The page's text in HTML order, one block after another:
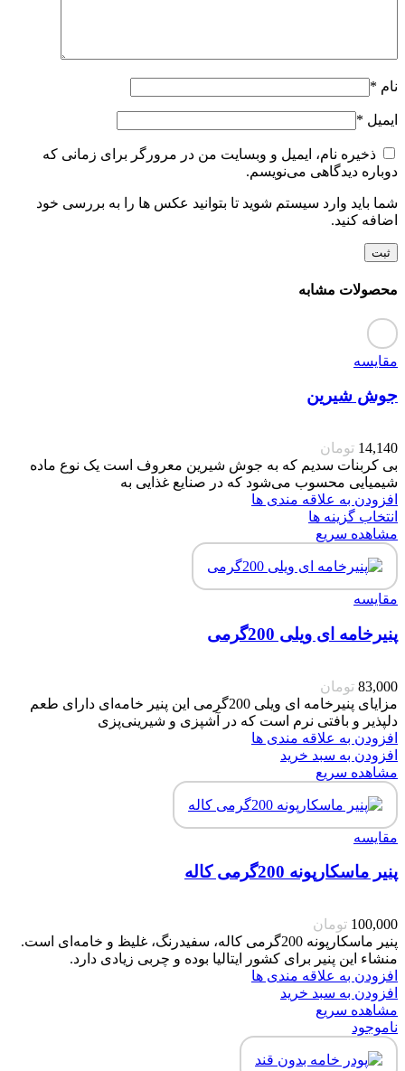
نام *
ایمیل *
ذخیره نام، ایمیل و وبسایت من در مرورگر برای زمانی که
دوباره دیدگاهی می‌نویسم.
شما باید وارد سیستم شوید تا بتوانید عکس ها را به بررسی خود
اضافه کنید.
محصولات مشابه
مقایسه
جوش شیرین
14,140 تومان
بی کربنات سدیم که به جوش شیرین معروف است یک نوع ماده
شیمیایی محسوب می‌شود که در صنایع غذایی به
افزودن به علاقه مندی ها
انتخاب گزینه ها
مشاهده سریع
مقایسه
پنیرخامه ای ویلی 200گرمی
83,000 تومان
مزایای پنیرخامه ای ویلی 200گرمی این پنیر خامه‌ای دارای طعم
دلپذیر و بافتی نرم است که در آشپزی و شیرینی‌پزی
افزودن به علاقه مندی ها
افزودن به سبد خرید
مشاهده سریع
مقایسه
پنیر ماسکارپونه 200گرمی کاله
100,000 تومان
پنیر ماسکارپونه 200گرمی کاله، سفیدرنگ، غلیظ و خامه‌ای است.
منشاء این پنیر برای کشور ایتالیا بوده و چربی زیادی دارد.
افزودن به علاقه مندی ها
افزودن به سبد خرید
مشاهده سریع
ناموجود